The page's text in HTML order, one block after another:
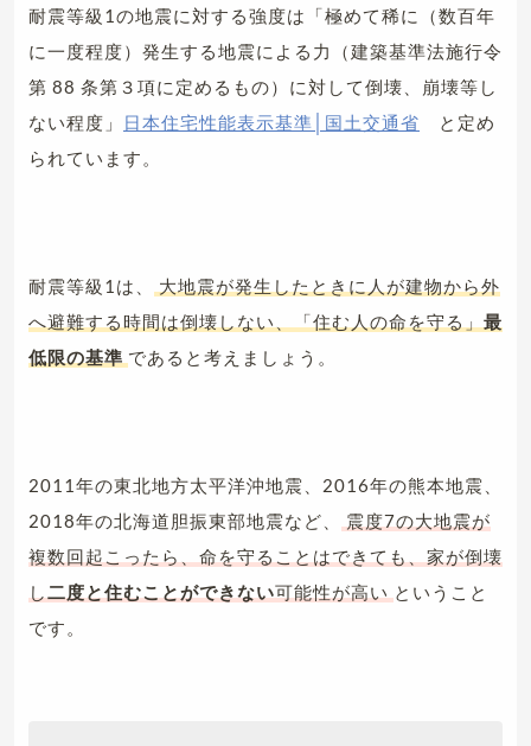
耐震等級1の地震に対する強度は「極めて稀に（数百年
に一度程度）発生する地震による力（建築基準法施行令
第 88 条第３項に定めるもの）に対して倒壊、崩壊等し
ない程度」
日本住宅性能表示基準│国土交通省 と定め
られています。
耐震等級1は、
大地震が発生したときに人が建物から外
へ避難する時間は倒壊しない、「住む人の命を守る」 最
低限の基準 であると考えましょう。
2011年の東北地方太平洋沖地震、2016年の熊本地震、
2018年の北海道胆振東部地震など、
震度7の大地震が
複数回起こったら、命を守ることはできても、家が倒壊
し
二度と住むことができない可能性が高い ということ
です。